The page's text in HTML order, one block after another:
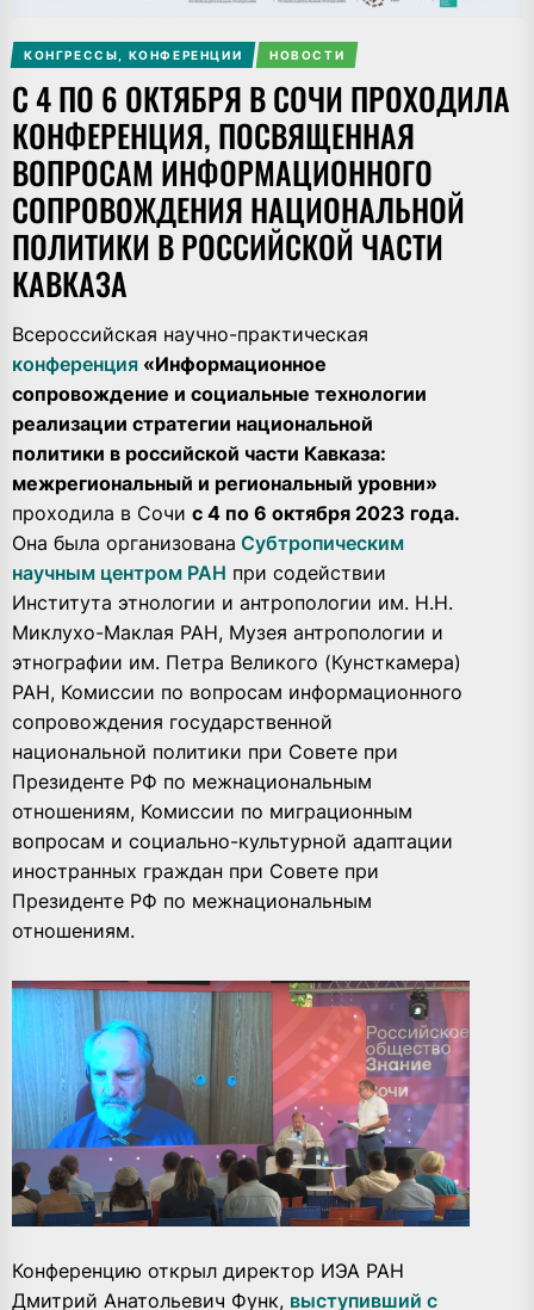
КОНГРЕССЫ, КОНФЕРЕНЦИИ НОВОСТИ
С 4 ПО 6 ОКТЯБРЯ В СОЧИ ПРОХОДИЛА
КОНФЕРЕНЦИЯ, ПОСВЯЩЕННАЯ
ВОПРОСАМ ИНФОРМАЦИОННОГО
СОПРОВОЖДЕНИЯ НАЦИОНАЛЬНОЙ
ПОЛИТИКИ В РОССИЙСКОЙ ЧАСТИ
КАВКАЗА
Всероссийская научно-практическая
конференция «Информационное
сопровождение и социальные технологии
реализации стратегии национальной
политики в российской части Кавказа:
межрегиональный и региональный уровни»
проходила в Сочи с 4 по 6 октября 2023 года.
Она была организована Субтропическим
научным центром РАН при содействии
Института этнологии и антропологии им. Н.Н.
Миклухо-Маклая РАН, Музея антропологии и
этнографии им. Петра Великого (Кунсткамера)
РАН, Комиссии по вопросам информационного
сопровождения государственной
национальной политики при Совете при
Президенте РФ по межнациональным
отношениям, Комиссии по миграционным
вопросам и социально-культурной адаптации
иностранных граждан при Совете при
Президенте РФ по межнациональным
отношениям.
Конференцию открыл директор ИЭА РАН
Дмитрий Анатольевич Функ, выступивший с